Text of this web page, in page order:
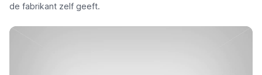
de fabrikant zelf geeft.